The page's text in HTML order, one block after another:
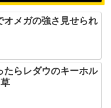
オメガの強さ見せられ
たらレダウのキーホル